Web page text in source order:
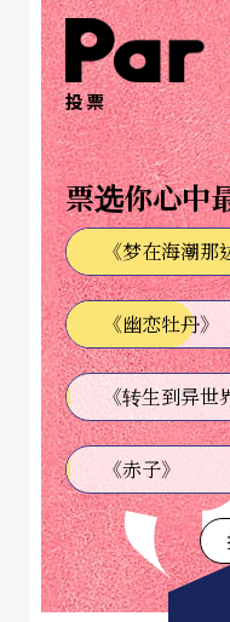
格，作品绝对不可
简单！
文字｜崔台镐 剧场
投票
票选你心中
《梦在海潮那
《幽恋牡丹》
《赤子》